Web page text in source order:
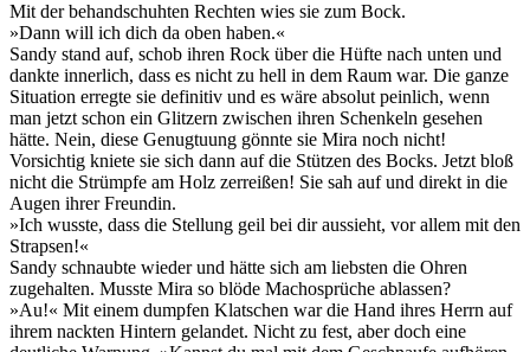
Mit der behandschuhten Rechten wies sie zum Bock.
»Dann will ich dich da oben haben.«
Sandy stand auf, schob ihren Rock über die Hüfte nach unten und
dankte innerlich, dass es nicht zu hell in dem Raum war. Die ganze
Situation erregte sie definitiv und es wäre absolut peinlich, wenn
man jetzt schon ein Glitzern zwischen ihren Schenkeln gesehen
hätte. Nein, diese Genugtuung gönnte sie Mira noch nicht!
Vorsichtig kniete sie sich dann auf die Stützen des Bocks. Jetzt bloß
nicht die Strümpfe am Holz zerreißen! Sie sah auf und direkt in die
Augen ihrer Freundin.
»Ich wusste, dass die Stellung geil bei dir aussieht, vor allem mit den
Strapsen!«
Sandy schnaubte wieder und hätte sich am liebsten die Ohren
zugehalten. Musste Mira so blöde Machosprüche ablassen?
»Au!« Mit einem dumpfen Klatschen war die Hand ihres Herrn auf
ihrem nackten Hintern gelandet. Nicht zu fest, aber doch eine